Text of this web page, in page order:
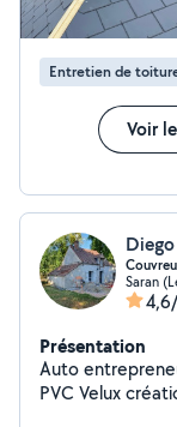
Entretien de
Voir
Saran
Présentation
Auto
PVC Velux création ou remplacement Dessous de toit